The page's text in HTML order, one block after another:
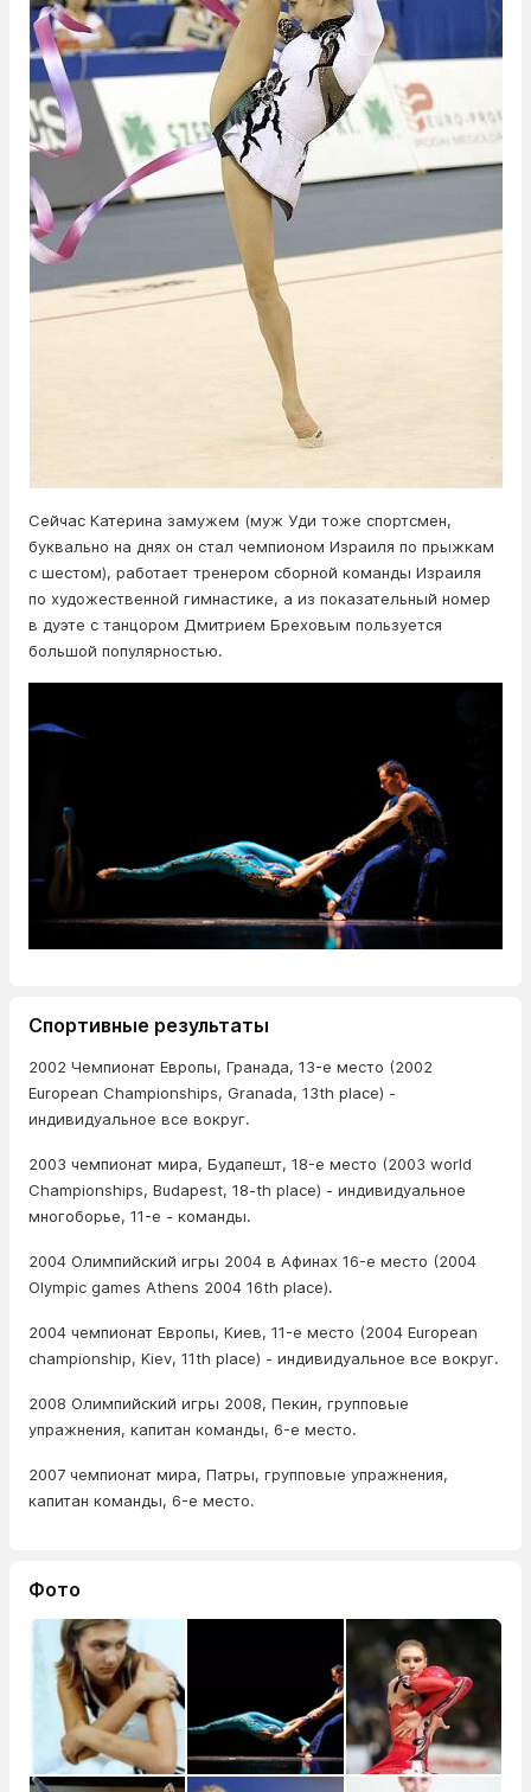
Сейчас Катерина замужем (муж Уди тоже спортсмен,
буквально на днях он стал чемпионом Израиля по прыжкам
с шестом), работает тренером сборной команды Израиля
по художественной гимнастике, а из показательный номер
в дуэте с танцором Дмитрием Бреховым пользуется
большой популярностью.
Спортивные результаты
2002 Чемпионат Европы, Гранада, 13-е место (2002
European Championships, Granada, 13th place) -
индивидуальное все вокруг.
2003 чемпионат мира, Будапешт, 18-е место (2003 world
Championships, Budapest, 18-th place) - индивидуальное
многоборье, 11-е - команды.
2004 Олимпийский игры 2004 в Афинах 16-е место (2004
Olympic games Athens 2004 16th place).
2004 чемпионат Европы, Киев, 11-е место (2004 European
championship, Kiev, 11th place) - индивидуальное все вокруг.
2008 Олимпийский игры 2008, Пекин, групповые
упражнения, капитан команды, 6-е место.
2007 чемпионат мира, Патры, групповые упражнения,
капитан команды, 6-е место.
Фото